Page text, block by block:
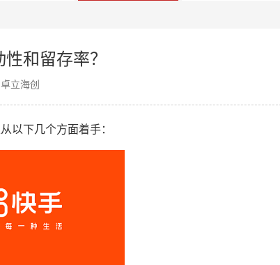
和留存率？
立海创
下几个方面着手：